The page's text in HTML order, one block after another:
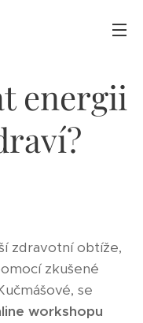
energii
zdravotní obtíže,
zkušené
se
workshopu